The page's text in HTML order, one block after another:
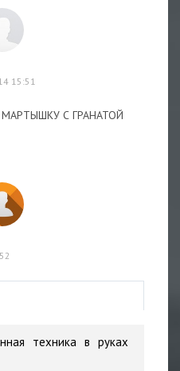
15:51
МАРТЫШКУ С ГРАНАТОЙ
техника в руках